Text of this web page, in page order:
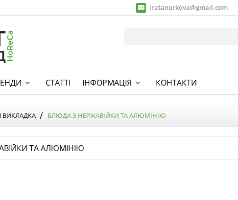
iratanurkova@gmail.com
СТАТТІ ІНФОРМАЦІЯ КОНТАКТИ
ВИКЛАДКА БЛЮДА З НЕРЖАВІЙКИ ТА АЛЮМІНІЮ
ТА АЛЮМІНІЮ